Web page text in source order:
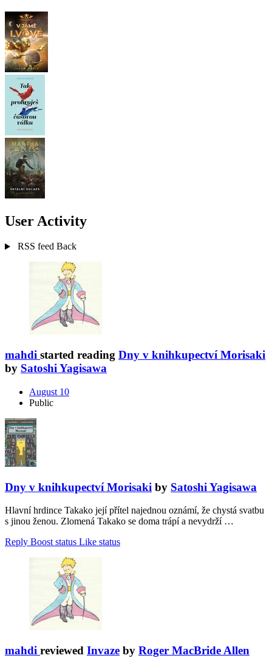
User Activity
RSS feed Back
mahdi started reading Dny v knihkupectví Morisaki
by Satoshi Yagisawa
August 10
Public
Dny v knihkupectví Morisaki by Satoshi Yagisawa
Hlavní hrdince Takako její přítel najednou oznámí, že chystá svatbu
s jinou ženou. Zlomená Takako se doma trápí a nevydrží …
Reply Boost status Like status
mahdi reviewed Invaze by Roger MacBride Allen